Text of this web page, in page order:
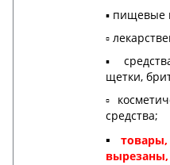
▪️ пищевые
▫️
▪️
щетки,
▫️
средства;
▪️